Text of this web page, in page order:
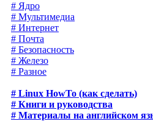
# Ядро
# Мультимедиа
# Интернет
# Почта
# Безопасность
# Железо
# Разное
# Linux HowTo (как сделать)
# Книги и руководства
# Материалы на английском